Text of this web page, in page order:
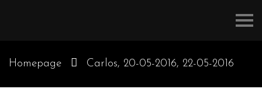
Homepage Carlos, 20-05-2016, 22-05-2016